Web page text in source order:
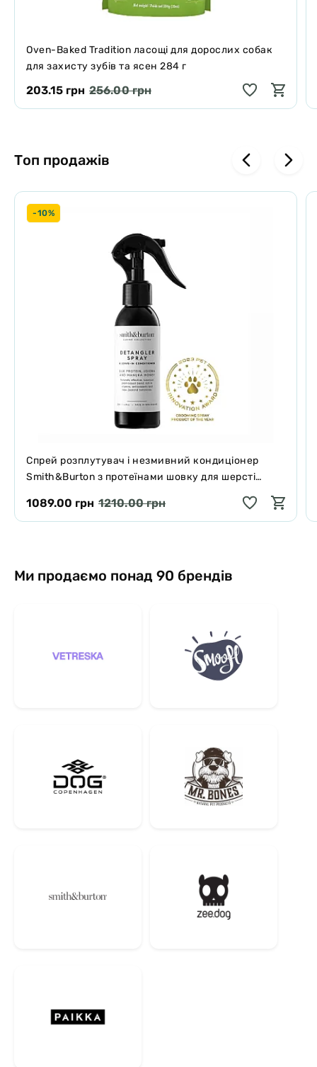
Oven-Baked Tradition ласощі для дорослих собак
для захисту зубів та ясен 284 г
203.15 грн 256.00 грн
Топ продажів
-10%
Спрей розплутувач і незмивний кондиціонер
Smith&Burton з протеїнами шовку для шерсті
1089.00 грн 1210.00 грн
Ми продаємо понад 90 брендів